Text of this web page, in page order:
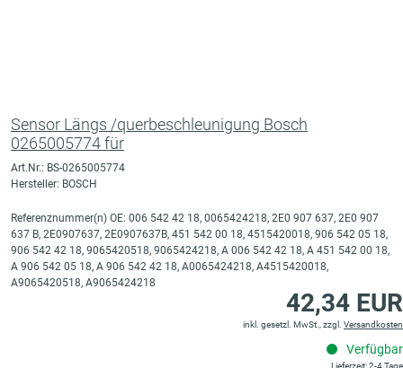
Sensor Längs /querbeschleunigung Bosch
0265005774 für
Art.Nr.: BS-0265005774
Hersteller: BOSCH
Referenznummer(n) OE: 006 542 42 18, 0065424218, 2E0 907 637, 2E0 907
637 B, 2E0907637, 2E0907637B, 451 542 00 18, 4515420018, 906 542 05 18,
906 542 42 18, 9065420518, 9065424218, A 006 542 42 18, A 451 542 00 18,
A 906 542 05 18, A 906 542 42 18, A0065424218, A4515420018,
A9065420518, A9065424218
42,34 EUR
inkl. gesetzl. MwSt., zzgl. Versandkosten
Verfügbar